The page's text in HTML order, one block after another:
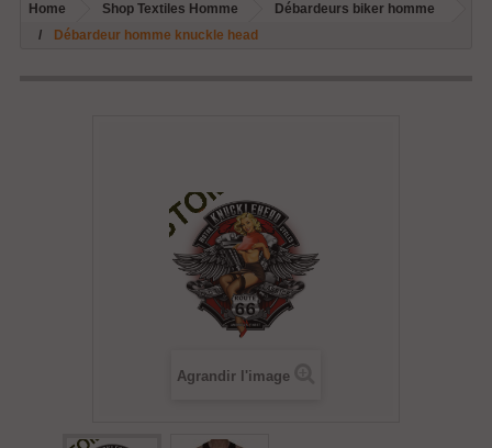
Home Shop Textiles Homme
Débardeurs biker homme
Débardeur homme knuckle head
Agrandir l'image